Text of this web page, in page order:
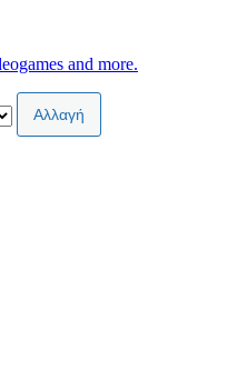
and more.